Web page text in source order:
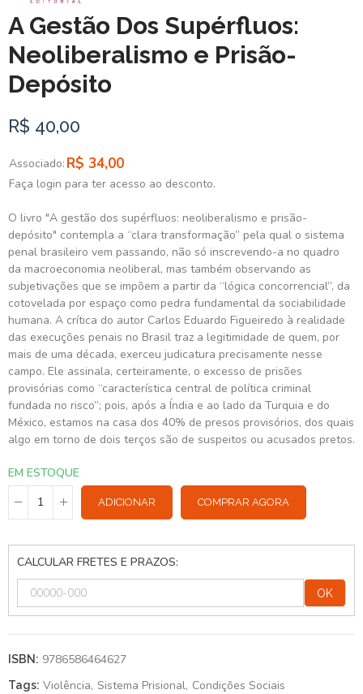
A Gestão Dos Supérfluos:
Neoliberalismo e Prisão-
Depósito
R$ 40,00
Associado: R$ 34,00
Faça login para ter acesso ao desconto.
O livro "A gestão dos supérfluos: neoliberalismo e prisão-
depósito" contempla a “clara transformação” pela qual o sistema
penal brasileiro vem passando, não só inscrevendo-a no quadro
da macroeconomia neoliberal, mas também observando as
subjetivações que se impõem a partir da “lógica concorrencial”, da
cotovelada por espaço como pedra fundamental da sociabilidade
humana. A crítica do autor Carlos Eduardo Figueiredo à realidade
das execuções penais no Brasil traz a legitimidade de quem, por
mais de uma década, exerceu judicatura precisamente nesse
campo. Ele assinala, certeiramente, o excesso de prisões
provisórias como “característica central de política criminal
fundada no risco”; pois, após a Índia e ao lado da Turquia e do
México, estamos na casa dos 40% de presos provisórios, dos quais
algo em torno de dois terços são de suspeitos ou acusados pretos.
EM ESTOQUE
ADICIONAR COMPRAR AGORA
CALCULAR FRETES E PRAZOS:
OK
ISBN: 9786586464627
Tags: Violência Sistema Prisional Condições Sociais